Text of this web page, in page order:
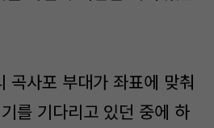
곡사포 부대가 좌표에 맞춰
를 기다리고 있던 중에 하